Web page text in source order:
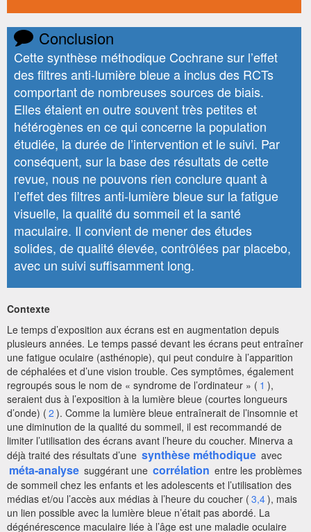
Conclusion
Cette synthèse méthodique Cochrane sur l’effet
des filtres anti-lumière bleue a inclus des RCTs
comportant de nombreuses sources de biais.
Elles étaient en outre souvent très petites et
hétérogènes en ce qui concerne la population
étudiée, la durée de l’intervention et le suivi. Par
conséquent, sur la base des résultats de cette
revue, nous ne pouvons rien conclure quant à
l’effet des filtres anti-lumière bleue sur la fatigue
visuelle, la qualité du sommeil et la santé
maculaire. Il convient de mener des études
solides, de qualité élevée, contrôlées par placebo,
avec un suivi suffisamment long.
Contexte
Le temps d’exposition aux écrans est en augmentation depuis
plusieurs années. Le temps passé devant les écrans peut entraîner
une fatigue oculaire (asthénopie), qui peut conduire à l’apparition
de céphalées et d’une vision trouble. Ces symptômes, également
regroupés sous le nom de « syndrome de l’ordinateur » ( 1 ),
seraient dus à l’exposition à la lumière bleue (courtes longueurs
d’onde) ( 2 ). Comme la lumière bleue entraînerait de l’insomnie et
une diminution de la qualité du sommeil, il est recommandé de
limiter l’utilisation des écrans avant l’heure du coucher. Minerva a
déjà traité des résultats d’une synthèse méthodique avec
méta-analyse suggérant une corrélation entre les problèmes
de sommeil chez les enfants et les adolescents et l’utilisation des
médias et/ou l’accès aux médias à l’heure du coucher ( 3,4), mais
un lien possible avec la lumière bleue n’était pas abordé. La
dégénérescence maculaire liée à l’âge est une maladie oculaire